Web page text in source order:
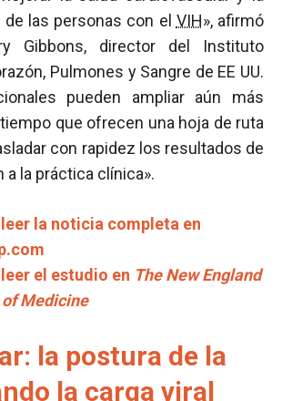
de las personas con el VIH», afirmó
Gibbons, director del Instituto
Pulmones y Sangre de EE UU.
pueden ampliar aún más
que ofrecen una hoja de ruta
con rapidez los resultados de
a la práctica clínica».
leer la noticia completa en
el estudio en The New England
Medicine
la postura de la
la carga viral